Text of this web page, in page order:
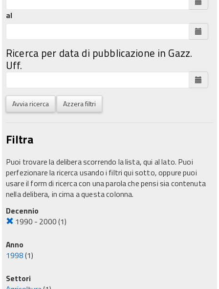
al
Ricerca per data di pubblicazione in Gazz.
Uff.
Avvia ricerca Azzera filtri
Filtra
Puoi trovare la delibera scorrendo la lista, qui al lato. Puoi
perfezionare la ricerca usando i filtri qui sotto, oppure puoi
usare il form di ricerca con una parola che pensi sia contenuta
nella delibera, in cima a questa colonna.
Decennio
1990 - 2000(1)
Anno
1998(1)
Settori